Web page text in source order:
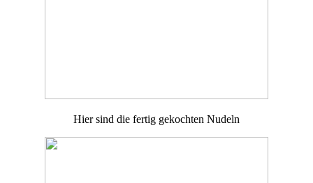
Hier sind die fertig gekochten Nudeln